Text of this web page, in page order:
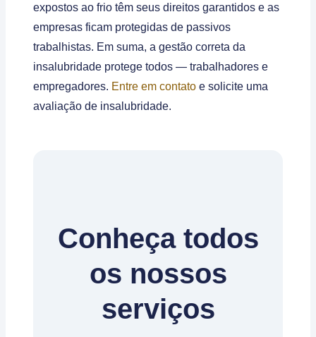
expostos ao frio têm seus direitos garantidos e as
empresas ficam protegidas de passivos
trabalhistas. Em suma, a gestão correta da
insalubridade protege todos — trabalhadores e
empregadores. Entre em contatoe solicite uma
avaliação de insalubridade.
Conheça todos
os nossos
serviços